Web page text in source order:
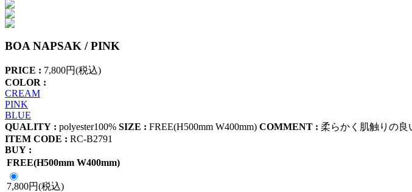
BOA NAPSAK / PINK
PRICE : 7,800円(税込)
COLOR :
CREAM
PINK
BLUE
QUALITY : polyester100% SIZE : FREE(H500mm W400mm) COMMENT : 柔らかく肌触りの良
ITEM CODE : RC-B2791
BUY :
FREE(H500mm W400mm)
7,800円(税込)